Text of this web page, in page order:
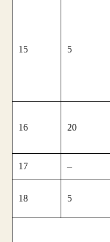
15 5
16 20
17 –
18 5